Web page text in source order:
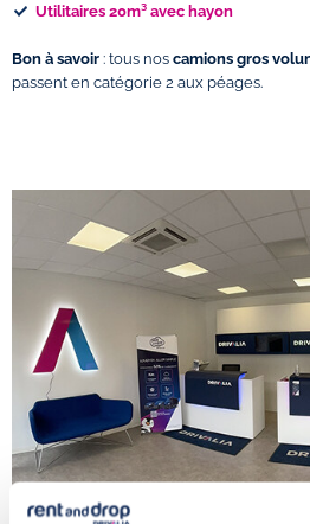
Utilitaires 20m³ avec hayon
Bon à savoir : tous nos camions gros
passent en catégorie 2 aux péages.